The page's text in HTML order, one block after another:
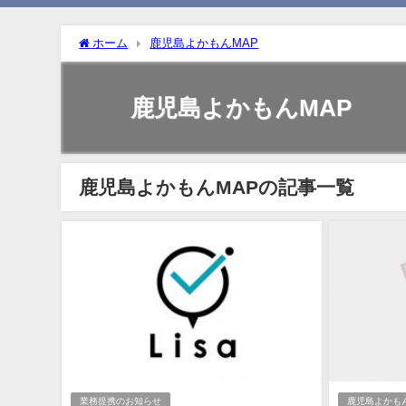
ホーム 鹿児島よかもんMAP
鹿児島よかもんMAP
鹿児島よかもんMAPの記事一覧
業務提携のお知らせ 鹿児島よかも